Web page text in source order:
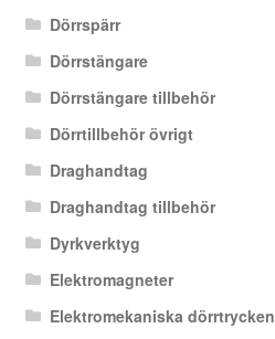
Dörrspärr
Dörrstängare
Dörrstängare tillbehör
Dörrtillbehör övrigt
Draghandtag
Draghandtag tillbehör
Dyrkverktyg
Elektromagneter
Elektromekaniska dörrtrycken